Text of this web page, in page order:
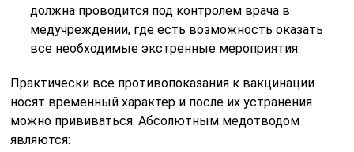
должна проводится под контролем врача в
медучреждении, где есть возможность оказать
все необходимые экстренные мероприятия.
Практически все противопоказания к вакцинации
носят временный характер и после их устранения
можно прививаться. Абсолютным медотводом
являются: